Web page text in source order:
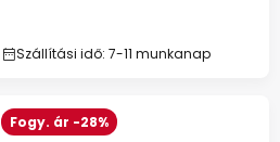
Szállítási idő: 7-11 munkanap
Fogy. ár -28%